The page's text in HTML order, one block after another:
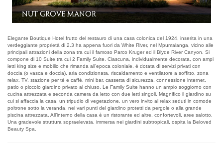
La Veranda
Elegante Boutique Hotel frutto del restauro di una casa colonica del 1924, inserita in una
verdeggiante proprietà di 2.3 ha appena fuori da White River, nel Mpumalanga, vicino alle
principali attrazioni della zona tra cui il famoso Parco Kruger ed il Blyde River Canyon. Si
compone di 10 Suite tra cui 2 Family Suite. Ciascuna, individualmente decorata, con ampi
letti king size e mobilio che rimanda all’epoca coloniale, è dotata di servizi privati con
doccia (o vasca e doccia), aria condizionata, riscaldamento e ventilatore a soffitto, zona
relax, TV, stazione per tè e caffè, mini bar, cassetta di sicurezza, connessione internet,
patio o piccolo giardino privato al chiuso. Le Family Suite hanno un ampio soggiorno con
cucina attrezzata e seconda camera da letto con due letti singoli. Magnifico il giardino su
cui si affaccia la casa, un tripudio di vegetazione, un vero invito al relax seduti in comode
poltrone sotto la veranda, nei vari punti del giardino protetti da pergole o alla grande
piscina attrezzata. All’interno della casa è un ristorante ed altre, confortevoli, aree salotto.
Una gradevole struttura sopraelevata, immersa nei giardini subtropicali, ospita la Beloved
Beauty Spa.